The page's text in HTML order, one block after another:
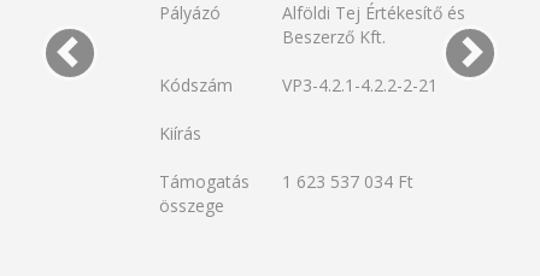
Pályázó
Alföldi Tej Értékesítő és
Beszerző Kft.
Kódszám VP3-4.2.1-4.2.2-2-21
Kiírás
Támogatás
összege
1 623 537 034 Ft